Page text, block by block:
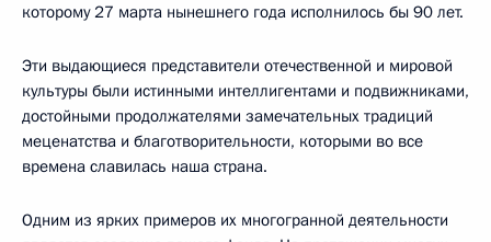
которому 27 марта нынешнего года исполнилось бы 90 лет.
Эти выдающиеся представители отечественной и мировой
культуры были истинными интеллигентами и подвижниками,
достойными продолжателями замечательных традиций
меценатства и благотворительности, которыми во все
времена славилась наша страна.
Одним из ярких примеров их многогранной деятельности